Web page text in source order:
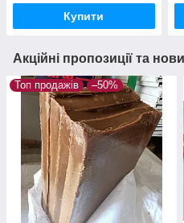
відро
Купити
Акційні пропозиції та
Топ продажів –50%